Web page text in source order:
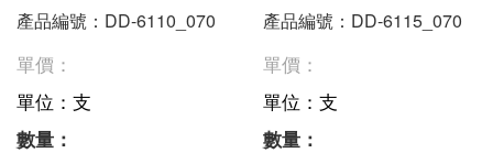
產品編號：DD-6110_070
單價：
單位：支
數量：
產品編號：DD-6115_070
單價：
單位：支
數量：